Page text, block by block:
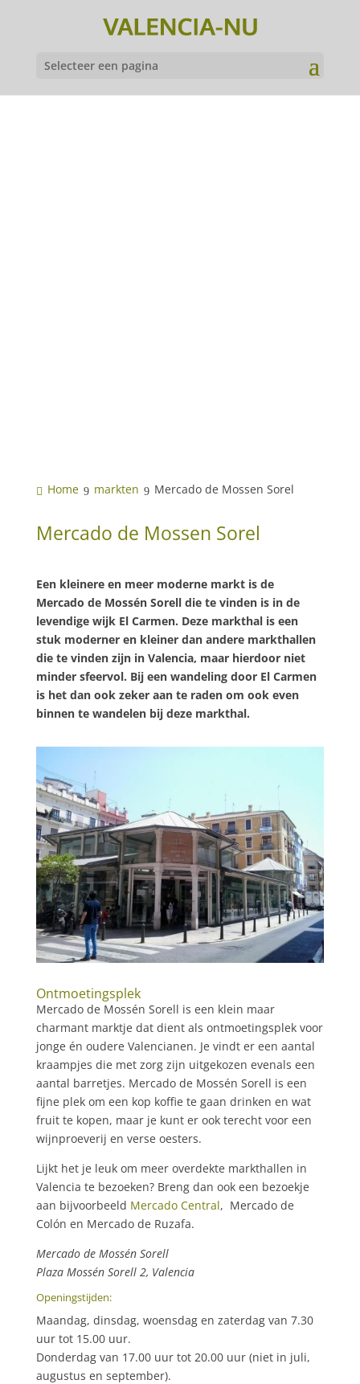
Selecteer een pagina
Home markten Mercado de Mossen Sorel
Mercado de Mossen Sorel
Een kleinere en meer moderne markt is de
Mercado de Mossén Sorell die te vinden is in de
levendige wijk El Carmen. Deze markthal is een
stuk moderner en kleiner dan andere markthallen
die te vinden zijn in Valencia, maar hierdoor niet
minder sfeervol. Bij een wandeling door El Carmen
is het dan ook zeker aan te raden om ook even
binnen te wandelen bij deze markthal.
Ontmoetingsplek
Mercado de Mossén Sorell is een klein maar
charmant marktje dat dient als ontmoetingsplek voor
jonge én oudere Valencianen. Je vindt er een aantal
kraampjes die met zorg zijn uitgekozen evenals een
aantal barretjes. Mercado de Mossén Sorell is een
fijne plek om een kop koffie te gaan drinken en wat
fruit te kopen, maar je kunt er ook terecht voor een
wijnproeverij en verse oesters.
Lijkt het je leuk om meer overdekte markthallen in
Valencia te bezoeken? Breng dan ook een bezoekje
aan bijvoorbeeld Mercado Central, Mercado de
Colón en Mercado de Ruzafa.
Mercado de Mossén Sorell
Plaza Mossén Sorell 2, Valencia
Openingstijden:
Maandag, dinsdag, woensdag en zaterdag van 7.30
uur tot 15.00 uur.
Donderdag van 17.00 uur tot 20.00 uur (niet in juli,
augustus en september).